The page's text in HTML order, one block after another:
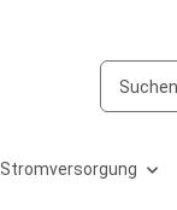
Stromversorgung